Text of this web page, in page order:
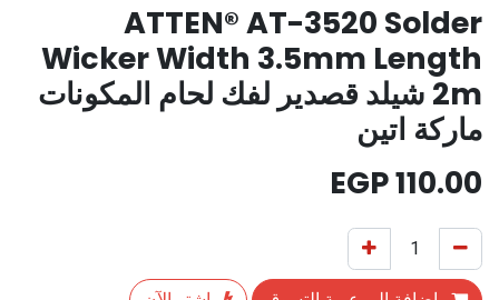
ATTEN® AT-3520 Solder
Wicker Width 3.5mm Length
2m شيلد قصدير لفك لحام المكونات
ماركة اتين
110.00